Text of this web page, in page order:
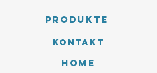
Produkte
Kontakt
Home